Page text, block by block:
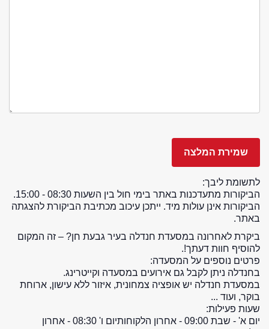
לתשומת ליבך:
הביקורות מתעדכנות באתר בימי חול בין השעות 08:30 - 15:00.
הביקורות אינן עולות מיד. ייתכן עיכוב מכתיבת הביקורת להצגתה
באתר.
ביקרת לאחרונה במסעדת חנדלה בעיר גבעת חן? – זה המקום
להוסיף חוות דעתך!.
פרטים נוספים על המסעדה:
בחנדלה ניתן לקבל גם אירועים במסעדה וקייטרינג.
במסעדת חנדלה יש אופציה צמחונית, איזור ללא עישון, ארוחת
בוקר, ועוד ...
שעות פעילות:
יום א' - שבת 09:00 - אחרון הלקוחות
יום ו' 08:30 - אחרון